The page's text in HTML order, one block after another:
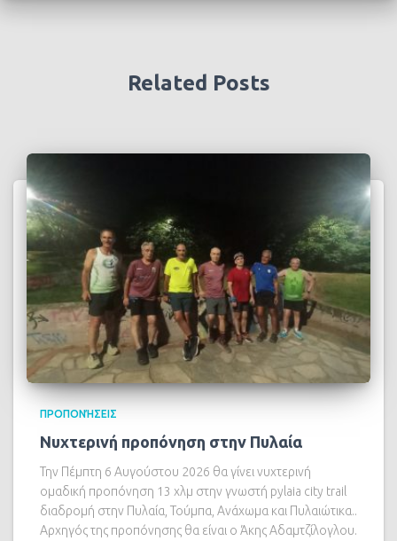
Related Posts
ΠΡΟΠΟΝΉΣΕΙΣ
Νυχτερινή προπόνηση στην Πυλαία
Την Πέμπτη 6 Αυγούστου 2026 θα γίνει νυχτερινή
ομαδική προπόνηση 13 χλμ στην γνωστή pylaia city trail
διαδρομή στην Πυλαία, Τούμπα, Ανάχωμα και Πυλαιώτικα..
Αρχηγός της προπόνησης θα είναι ο Άκης Αδαμτζίλογλου.